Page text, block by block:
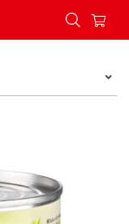
g - Konzum